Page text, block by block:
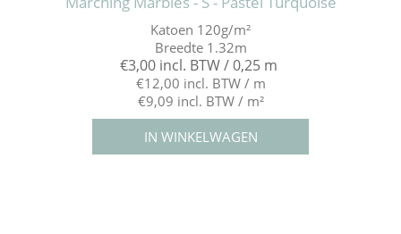
Katoen 120g/m²
Breedte 1.32m
€3,00 incl. BTW / 0,25 m
€12,00 incl. BTW / m
€9,09 incl. BTW / m²